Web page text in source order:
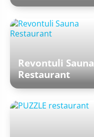
Revontuli Sauna
Restaurant